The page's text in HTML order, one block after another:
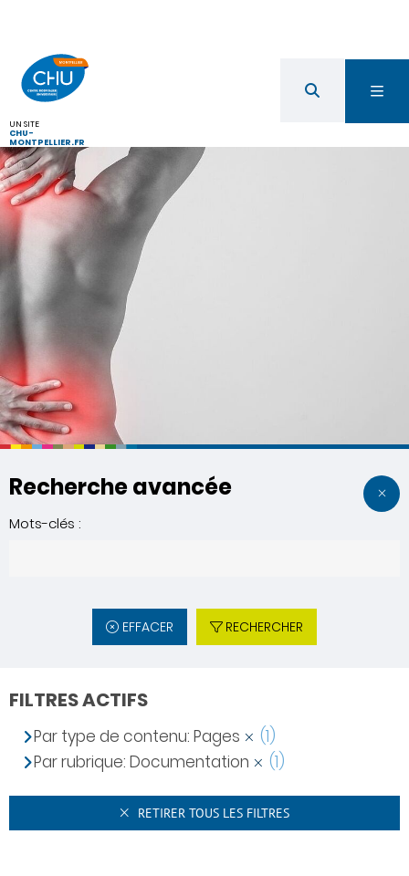
UN SITE
CHU-
MONTPELLIER.FR
Recherche avancée
Mots-clés :
EFFACER RECHERCHER
FILTRES ACTIFS
Par type de contenu: Pages
(1)
Par rubrique: Documentation
(1)
RETIRER TOUS LES FILTRES